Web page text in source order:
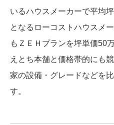
いるハウスメーカーで平均
となるローコストハウスメ
もＺＥＨプランを坪単価50
えとち本舗と価格帯的にも
家の設備・グレードなどを
す。